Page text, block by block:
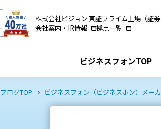
株式会社ビジョン 東証プライム上場（証券
会社案内・IR情報
拠点一覧
ビジネスフォンTOP
ブログTOP ビジネスフォン（ビジネスホン）メー